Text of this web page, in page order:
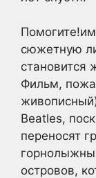
сюжетную
становится
Фильм,
Beatles,
переносят
островов,